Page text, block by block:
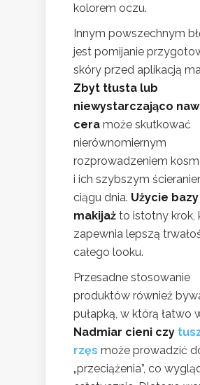
kolorem oczu.
Innym powszechnym
jest pomijanie
skóry przed aplikacją
Zbyt tłusta lub
niewystarczająco
cera może skutkować
nierównomiernym
rozprowadzeniem
i ich szybszym
ciągu dnia. Użycie
makijaż to istotny krok,
zapewnia lepszą
całego looku.
Przesadne stosowanie
produktów również
pułapką, w którą łatwo
Nadmiar cieni czy
rzęs może prowadzić
„przeciążenia”, co